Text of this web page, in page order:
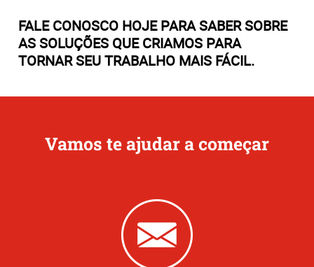
FALE CONOSCO HOJE PARA SABER SOBRE
AS SOLUÇÕES QUE CRIAMOS PARA
TORNAR SEU TRABALHO MAIS FÁCIL.
Vamos te ajudar a começar